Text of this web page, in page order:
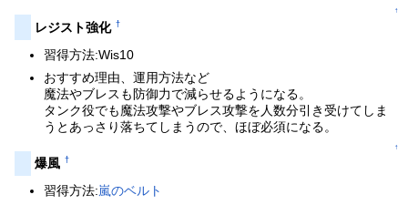
↑
レジスト強化 †
習得方法:Wis10
おすすめ理由、運用方法など
魔法やブレスも防御力で減らせるようになる。
タンク役でも魔法攻撃やブレス攻撃を人数分引き受けてしま
うとあっさり落ちてしまうので、ほぼ必須になる。
↑
爆風 †
習得方法:嵐のベルト